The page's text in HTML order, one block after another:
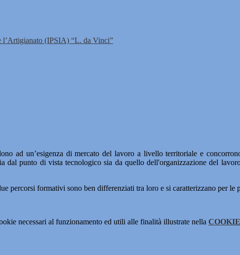
l’Artigianato (IPSIA) “L. da Vinci”
ad un’esigenza di mercato del lavoro a livello territoriale e
dal punto di vista tecnologico sia da quello dell'organizzazione del
percorsi formativi sono ben differenziati tra loro e si caratterizzano per le
necessari al funzionamento ed utili alle finalità illustrate nella